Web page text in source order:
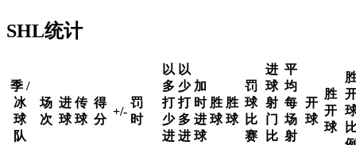
SHL统计
季 /
冰
球
队
场
次
进
球
传
球
得
分
+/-
罚
时
以
多
打
少
进
以
少
打
多
进
加
时
进
球
胜
球
胜
球
罚
球
比
赛
进
球
射
门
比
平
均
每
场
射
开
球
胜
开
球